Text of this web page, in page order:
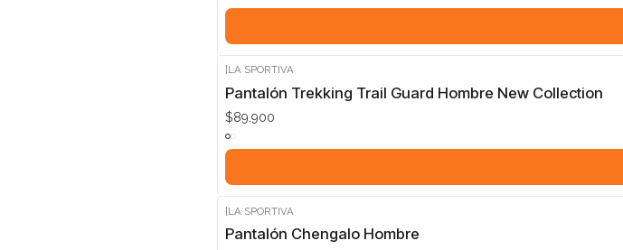
LA SPORTIVA
Pantalón Trekking Trail Guard Hombre New Collection
$89.900
|LA SPORTIVA
Pantalón Chengalo Hombre